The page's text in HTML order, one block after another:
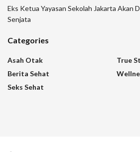
Eks Ketua Yayasan Sekolah Jakarta Akan
Senjata
Categories
Asah Otak
Berita Sehat
Seks Sehat
True